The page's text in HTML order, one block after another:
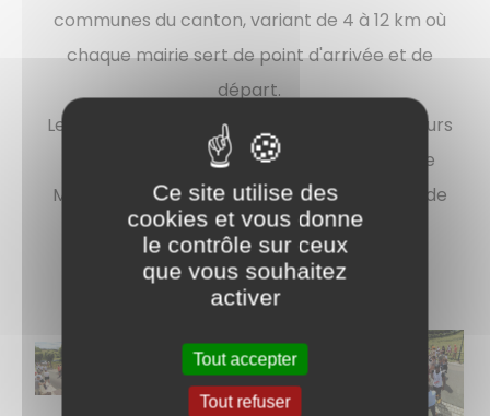
communes du canton, variant de 4 à 12 km où
chaque mairie sert de point d'arrivée et de
départ.
Les équipes sont composées de 8 à 10 coureurs
par relais et nous avons assisté à l'arrivé de
Mohamed Doumbouya, coureur de l'équipe de
Chassy qui n'a pas ménagé ses efforts.
Ce site utilise des
cookies et vous donne
le contrôle sur ceux
que vous souhaitez
activer
Tout accepter
Tout refuser